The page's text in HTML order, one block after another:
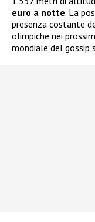
euro a notte. La
presenza costante
olimpiche nei
mondiale del gossip